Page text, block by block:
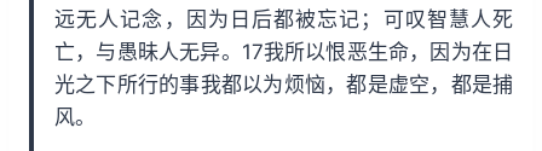
远无人记念，因为日后都被忘记；可叹智慧人死
亡，与愚昧人无异。17我所以恨恶生命，因为在日
光之下所行的事我都以为烦恼，都是虚空，都是捕
风。